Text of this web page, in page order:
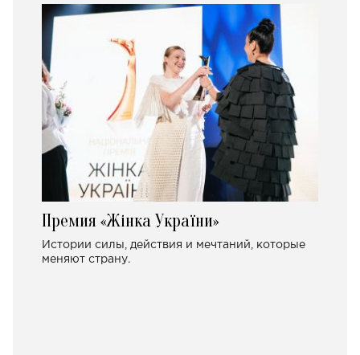
Премия «Жінка України»
Истории силы, действия и мечтаний, которые
меняют страну.